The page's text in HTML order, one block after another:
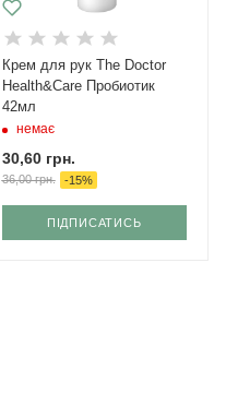
Крем для рук The Doctor
Health&Care Пробиотик
42мл
немає
30,60грн.
36,00грн. -15%
ПІДПИСАТИСЬ